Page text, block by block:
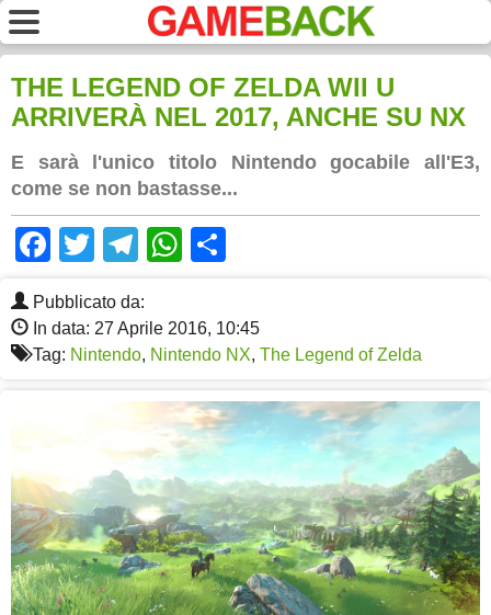
THE LEGEND OF ZELDA WII U
ARRIVERÀ NEL 2017, ANCHE SU NX
E sarà l'unico titolo Nintendo gocabile all'E3,
come se non bastasse...
Facebook
TwitterTelegram
WhatsApp
Pubblicato da:
In data: 27 Aprile 2016, 10:45
Tag: Nintendo, Nintendo NX, The Legend of Zelda